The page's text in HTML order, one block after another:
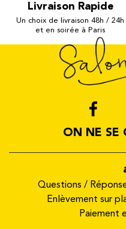
Livraison Rapide
Un choix de livraison 48h / 24h
et en soirée à Paris
ON NE SE
Questions /
Enlèvement sur
Paiement